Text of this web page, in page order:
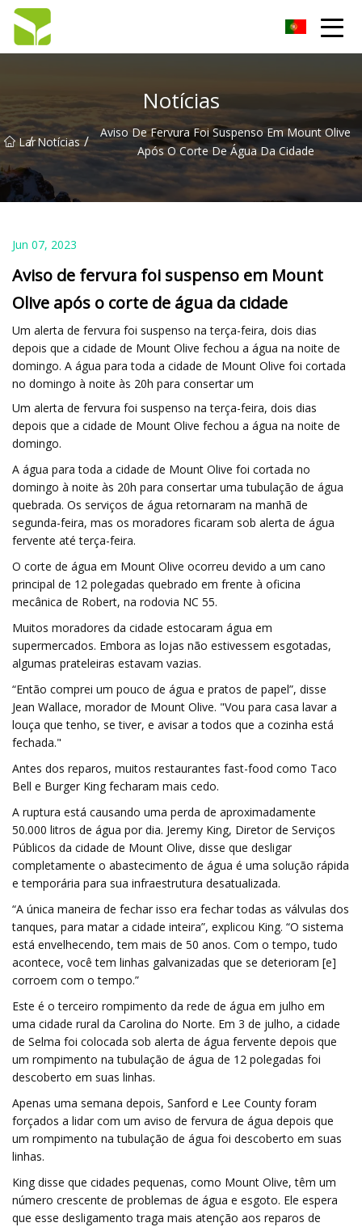
Notícias
Lar
/ Notícias /
Aviso De Fervura Foi Suspenso Em Mount Olive
Após O Corte De Água Da Cidade
Jun 07, 2023
Aviso de fervura foi suspenso em Mount
Olive após o corte de água da cidade
Um alerta de fervura foi suspenso na terça-feira, dois dias
depois que a cidade de Mount Olive fechou a água na noite de
domingo. A água para toda a cidade de Mount Olive foi cortada
no domingo à noite às 20h para consertar um
Um alerta de fervura foi suspenso na terça-feira, dois dias
depois que a cidade de Mount Olive fechou a água na noite de
domingo.
A água para toda a cidade de Mount Olive foi cortada no
domingo à noite às 20h para consertar uma tubulação de água
quebrada. Os serviços de água retornaram na manhã de
segunda-feira, mas os moradores ficaram sob alerta de água
fervente até terça-feira.
O corte de água em Mount Olive ocorreu devido a um cano
principal de 12 polegadas quebrado em frente à oficina
mecânica de Robert, na rodovia NC 55.
Muitos moradores da cidade estocaram água em
supermercados. Embora as lojas não estivessem esgotadas,
algumas prateleiras estavam vazias.
“Então comprei um pouco de água e pratos de papel”, disse
Jean Wallace, morador de Mount Olive. "Vou para casa lavar a
louça que tenho, se tiver, e avisar a todos que a cozinha está
fechada."
Antes dos reparos, muitos restaurantes fast-food como Taco
Bell e Burger King fecharam mais cedo.
A ruptura está causando uma perda de aproximadamente
50.000 litros de água por dia. Jeremy King, Diretor de Serviços
Públicos da cidade de Mount Olive, disse que desligar
completamente o abastecimento de água é uma solução rápida
e temporária para sua infraestrutura desatualizada.
“A única maneira de fechar isso era fechar todas as válvulas dos
tanques, para matar a cidade inteira”, explicou King. “O sistema
está envelhecendo, tem mais de 50 anos. Com o tempo, tudo
acontece, você tem linhas galvanizadas que se deterioram [e]
corroem com o tempo.”
Este é o terceiro rompimento da rede de água em julho em
uma cidade rural da Carolina do Norte. Em 3 de julho, a cidade
de Selma foi colocada sob alerta de água fervente depois que
um rompimento na tubulação de água de 12 polegadas foi
descoberto em suas linhas.
Apenas uma semana depois, Sanford e Lee County foram
forçados a lidar com um aviso de fervura de água depois que
um rompimento na tubulação de água foi descoberto em suas
linhas.
King disse que cidades pequenas, como Mount Olive, têm um
número crescente de problemas de água e esgoto. Ele espera
que esse desligamento traga mais atenção aos reparos de